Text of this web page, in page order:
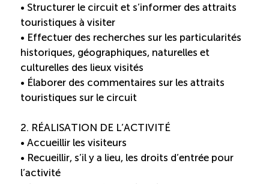
Cuisinier : alternance travail-étude
Apprentissage en milieu de travail
Reconnaissance des compétences
Bilan et reconnaissance des acquis
Initiatives
• Structurer le circuit et s’informer des attraits
touristiques à visiter
• Effectuer des recherches sur les particularités
historiques, géographiques, naturelles et
culturelles des lieux visités
• Élaborer des commentaires sur les attraits
touristiques sur le circuit
2. RÉALISATION DE L’ACTIVITÉ
• Accueillir les visiteurs
• Recueillir, s’il y a lieu, les droits d’entrée pour
l’activité